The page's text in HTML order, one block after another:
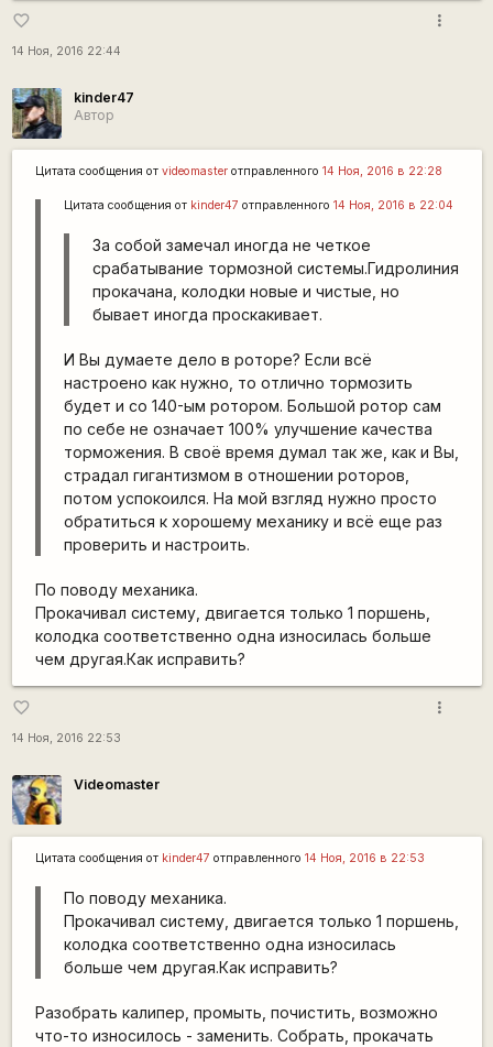
favorite_border
14 Ноя, 2016 22:44
more_vert
kinder47
Автор
Цитата сообщения от videomasterотправленного 14 Ноя, 2016 в 22:28
Цитата сообщения от kinder47 отправленного 14 Ноя, 2016 в 22:04
За собой замечал иногда не четкое
срабатывание тормозной системы.Гидролиния
прокачана, колодки новые и чистые, но
бывает иногда проскакивает.
И Вы думаете дело в роторе? Если всё
настроено как нужно, то отлично тормозить
будет и со 140-ым ротором. Большой ротор сам
по себе не означает 100% улучшение качества
торможения. В своё время думал так же, как и Вы,
страдал гигантизмом в отношении роторов,
потом успокоился. На мой взгляд нужно просто
обратиться к хорошему механику и всё еще раз
проверить и настроить.
По поводу механика.
Прокачивал систему, двигается только 1 поршень,
колодка соответственно одна износилась больше
чем другая.Как исправить?
favorite_border
14 Ноя, 2016 22:53
more_vert
Videomaster
Цитата сообщения от kinder47 отправленного 14 Ноя, 2016 в 22:53
По поводу механика.
Прокачивал систему, двигается только 1 поршень,
колодка соответственно одна износилась
больше чем другая.Как исправить?
Разобрать калипер, промыть, почистить, возможно
что-то износилось - заменить. Собрать, прокачать